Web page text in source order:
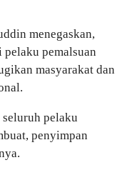
menegaskan,
pemalsuan
masyarakat dan
pelaku
penyimpan